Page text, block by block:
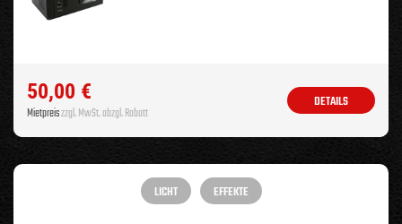
50,00 €
Mietpreiszzgl. MwSt. abzgl. Rabatt
DETAILS
LICHT EFFEKTE